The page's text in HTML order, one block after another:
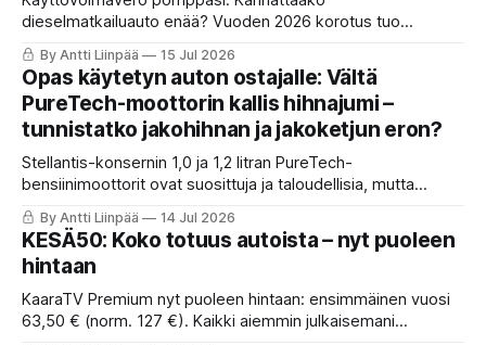
dieselmatkailuauto enää? Vuoden 2026 korotus tuo
asuntoautolle jopa 590 € lisälaskun vuodessa. KaaraTV
selvitti, milloin osto kannattaa ja milloin vuokraus vie voiton.
Lue ostajan tuomio ja vinkit!
By Antti Liinpää 15 Jul 2026
Opas käytetyn auton ostajalle: Vältä
PureTech-moottorin kallis hihnajumi –
tunnistatko jakohihnan ja jakoketjun eron?
Stellantis-konsernin 1,0 ja 1,2 litran PureTech-
bensiinimoottorit ovat suosittuja ja taloudellisia, mutta
ensimmäisen sukupolven malleissa käytetty
öljykylpyjakohihna on osoittautunut monelle autoilijalle
kalliiksi sudenkuopaksi. KaaraTV:n opas: Näin tunnistat riskit.
By Antti Liinpää 14 Jul 2026
KESÄ50: Koko totuus autoista – nyt puoleen
hintaan
KaaraTV Premium nyt puoleen hintaan: ensimmäinen vuosi
63,50 € (norm. 127 €). Kaikki aiemmin julkaisemani